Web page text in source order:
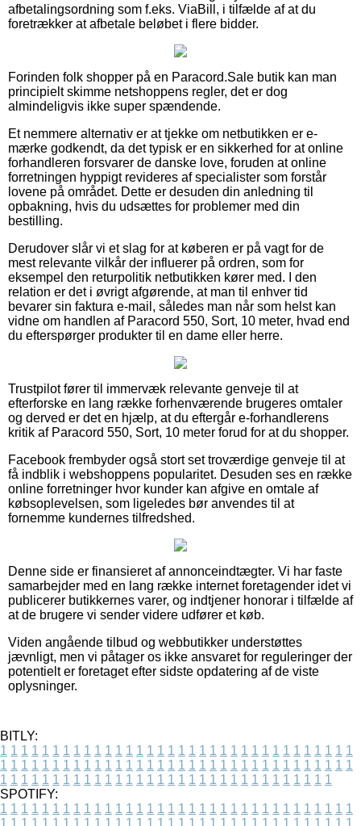
afbetalingsordning som f.eks. ViaBill, i tilfælde af at du
foretrækker at afbetale beløbet i flere bidder.
Forinden folk shopper på en Paracord.Sale butik kan man
principielt skimme netshoppens regler, det er dog
almindeligvis ikke super spændende.
Et nemmere alternativ er at tjekke om netbutikken er e-
mærke godkendt, da det typisk er en sikkerhed for at online
forhandleren forsvarer de danske love, foruden at online
forretningen hyppigt revideres af specialister som forstår
lovene på området. Dette er desuden din anledning til
opbakning, hvis du udsættes for problemer med din
bestilling.
Derudover slår vi et slag for at køberen er på vagt for de
mest relevante vilkår der influerer på ordren, som for
eksempel den returpolitik netbutikken kører med. I den
relation er det i øvrigt afgørende, at man til enhver tid
bevarer sin faktura e-mail, således man når som helst kan
vidne om handlen af Paracord 550, Sort, 10 meter, hvad end
du efterspørger produkter til en dame eller herre.
Trustpilot fører til immervæk relevante genveje til at
efterforske en lang række forhenværende brugeres omtaler
og derved er det en hjælp, at du eftergår e-forhandlerens
kritik af Paracord 550, Sort, 10 meter forud for at du shopper.
Facebook frembyder også stort set troværdige genveje til at
få indblik i webshoppens popularitet. Desuden ses en række
online forretninger hvor kunder kan afgive en omtale af
købsoplevelsen, som ligeledes bør anvendes til at
fornemme kundernes tilfredshed.
Denne side er finansieret af annonceindtægter. Vi har faste
samarbejder med en lang række internet foretagender idet vi
publicerer butikkernes varer, og indtjener honorar i tilfælde af
at de brugere vi sender videre udfører et køb.
Viden angående tilbud og webbutikker understøttes
jævnligt, men vi påtager os ikke ansvaret for reguleringer der
potentielt er foretaget efter sidste opdatering af de viste
oplysninger.
BITLY:
1 1 1 1 1 1 1 1 1 1 1 1 1 1 1 1 1 1 1 1 1 1 1 1 1 1 1 1 1 1 1 1 1 1
1 1 1 1 1 1 1 1 1 1 1 1 1 1 1 1 1 1 1 1 1 1 1 1 1 1 1 1 1 1 1 1 1 1
1 1 1 1 1 1 1 1 1 1 1 1 1 1 1 1 1 1 1 1 1 1 1 1 1 1 1 1 1 1 1 1
SPOTIFY:
1 1 1 1 1 1 1 1 1 1 1 1 1 1 1 1 1 1 1 1 1 1 1 1 1 1 1 1 1 1 1 1 1 1
1 1 1 1 1 1 1 1 1 1 1 1 1 1 1 1 1 1 1 1 1 1 1 1 1 1 1 1 1 1 1 1 1 1